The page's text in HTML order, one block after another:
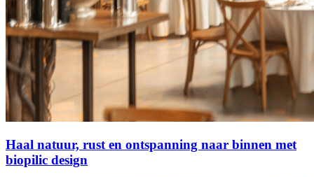
Haal natuur, rust en ontspanning naar binnen met
biopilic design